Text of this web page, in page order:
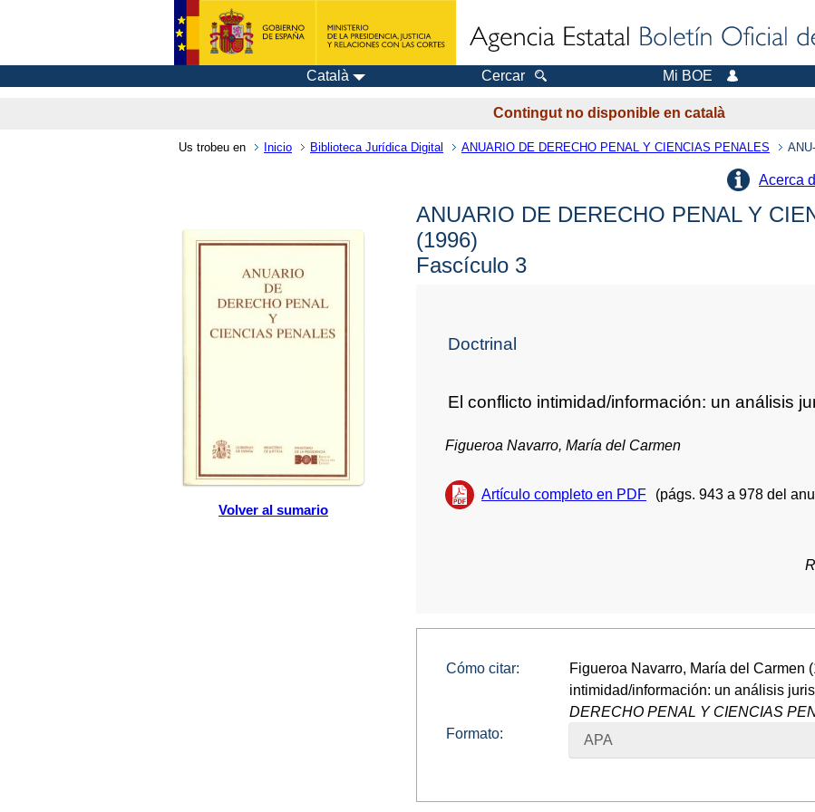
Català Cercar Mi BOE
Contingut no disponible en català
Us trobeu en Inicio Biblioteca Jurídica Digital ANUARIO DE DERECHO PENAL Y CIENCIAS PENALES
Acerca
Volver al sumario
ANUARIO DE DERECHO PENAL Y
(1996)
Fascículo 3
Doctrinal
El conflicto intimidad/información: un análisis
Figueroa Navarro, María del Carmen
Artículo completo en PDF (págs. 943 a 978 del
Cómo citar:
Figueroa Navarro, María del Carmen
intimidad/información: un análisis
DERECHO PENAL Y CIENCIAS
Formato:
APA